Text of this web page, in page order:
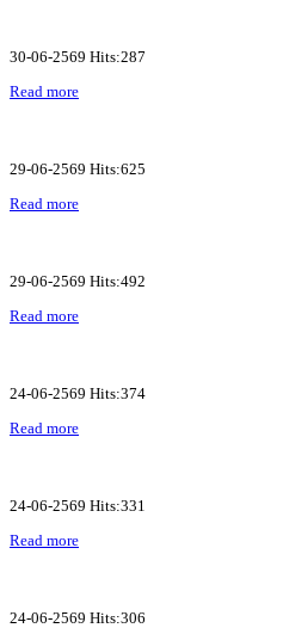
30-06-2569 Hits:287
Read more
29-06-2569 Hits:625
Read more
29-06-2569 Hits:492
Read more
24-06-2569 Hits:374
Read more
24-06-2569 Hits:331
Read more
24-06-2569 Hits:306